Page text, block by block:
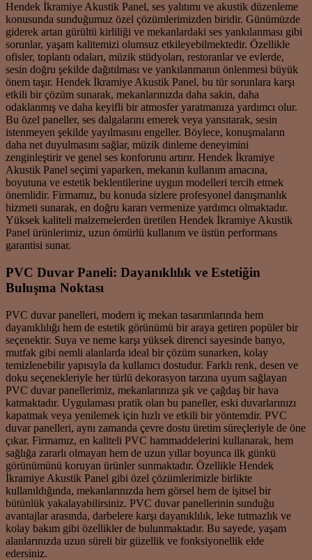
Hendek İkramiye Akustik Panel, ses yalıtımı ve akustik düzenleme
konusunda sunduğumuz özel çözümlerimizden biridir. Günümüzde
giderek artan gürültü kirliliği ve mekanlardaki ses yankılanması gibi
sorunlar, yaşam kalitemizi olumsuz etkileyebilmektedir. Özellikle
ofisler, toplantı odaları, müzik stüdyoları, restoranlar ve evlerde,
sesin doğru şekilde dağıtılması ve yankılanmanın önlenmesi büyük
önem taşır. Hendek İkramiye Akustik Panel, bu tür sorunlara karşı
etkili bir çözüm sunarak, mekanlarınızda daha sakin, daha
odaklanmış ve daha keyifli bir atmosfer yaratmanıza yardımcı olur.
Bu özel paneller, ses dalgalarını emerek veya yansıtarak, sesin
istenmeyen şekilde yayılmasını engeller. Böylece, konuşmaların
daha net duyulmasını sağlar, müzik dinleme deneyimini
zenginleştirir ve genel ses konforunu artırır. Hendek İkramiye
Akustik Panel seçimi yaparken, mekanın kullanım amacına,
boyutuna ve estetik beklentilerine uygun modelleri tercih etmek
önemlidir. Firmamız, bu konuda sizlere profesyonel danışmanlık
hizmeti sunarak, en doğru kararı vermenize yardımcı olmaktadır.
Yüksek kaliteli malzemelerden üretilen Hendek İkramiye Akustik
Panel ürünlerimiz, uzun ömürlü kullanım ve üstün performans
garantisi sunar.
PVC Duvar Paneli: Dayanıklılık ve Estetiğin
Buluşma Noktası
PVC duvar panelleri, modern iç mekan tasarımlarında hem
dayanıklılığı hem de estetik görünümü bir araya getiren popüler bir
seçenektir. Suya ve neme karşı yüksek direnci sayesinde banyo,
mutfak gibi nemli alanlarda ideal bir çözüm sunarken, kolay
temizlenebilir yapısıyla da kullanıcı dostudur. Farklı renk, desen ve
doku seçenekleriyle her türlü dekorasyon tarzına uyum sağlayan
PVC duvar panellerimiz, mekanlarınıza şık ve çağdaş bir hava
katmaktadır. Uygulaması pratik olan bu paneller, eski duvarlarınızı
kapatmak veya yenilemek için hızlı ve etkili bir yöntemdir. PVC
duvar panelleri, aynı zamanda çevre dostu üretim süreçleriyle de öne
çıkar. Firmamız, en kaliteli PVC hammaddelerini kullanarak, hem
sağlığa zararlı olmayan hem de uzun yıllar boyunca ilk günkü
görünümünü koruyan ürünler sunmaktadır. Özellikle Hendek
İkramiye Akustik Panel gibi özel çözümlerimizle birlikte
kullanıldığında, mekanlarınızda hem görsel hem de işitsel bir
bütünlük yakalayabilirsiniz. PVC duvar panellerinin sunduğu
avantajlar arasında, darbelere karşı dayanıklılık, leke tutmazlık ve
kolay bakım gibi özellikler de bulunmaktadır. Bu sayede, yaşam
alanlarınızda uzun süreli bir güzellik ve fonksiyonellik elde
edersiniz.